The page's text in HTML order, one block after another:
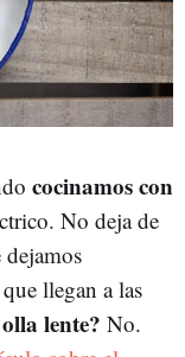
cocinamos con
No deja de
llegan a las
lente? No.